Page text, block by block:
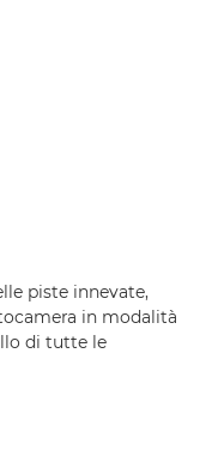
piste innevate,
in modalità
di tutte le